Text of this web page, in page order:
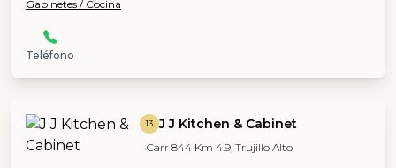
Gabinetes / Cocina
Teléfono
13 J J Kitchen & Cabinet
Carr 844 Km 4.9, Trujillo Alto